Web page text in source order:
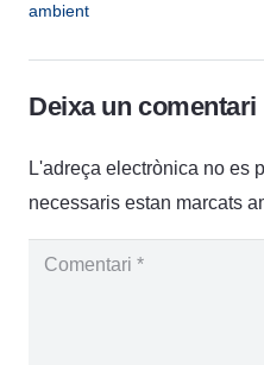
ambient
Deixa un comentari
L'adreça electrònica no es
necessaris estan marcats